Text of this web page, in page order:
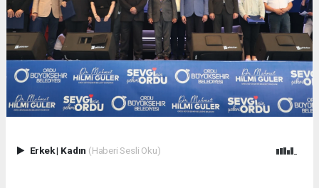
Erkek| Kadın (Haberi Sesli Oku)